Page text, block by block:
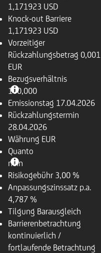
1,171923 USD
Knock-out Barriere
1,171923 USD
Vorzeitiger
Rückzahlungsbetrag 0,001
EUR
Bezugsverhältnis
100,000
Emissionstag 17.04.2026
Rückzahlungstermin
28.04.2026
Währung EUR
Quanto
nein
Risikogebühr 3,00 %
Anpassungszinssatz p.a.
4,787 %
Tilgung Barausgleich
Barrierenbetrachtung
kontinuierlich /
fortlaufende Betrachtung